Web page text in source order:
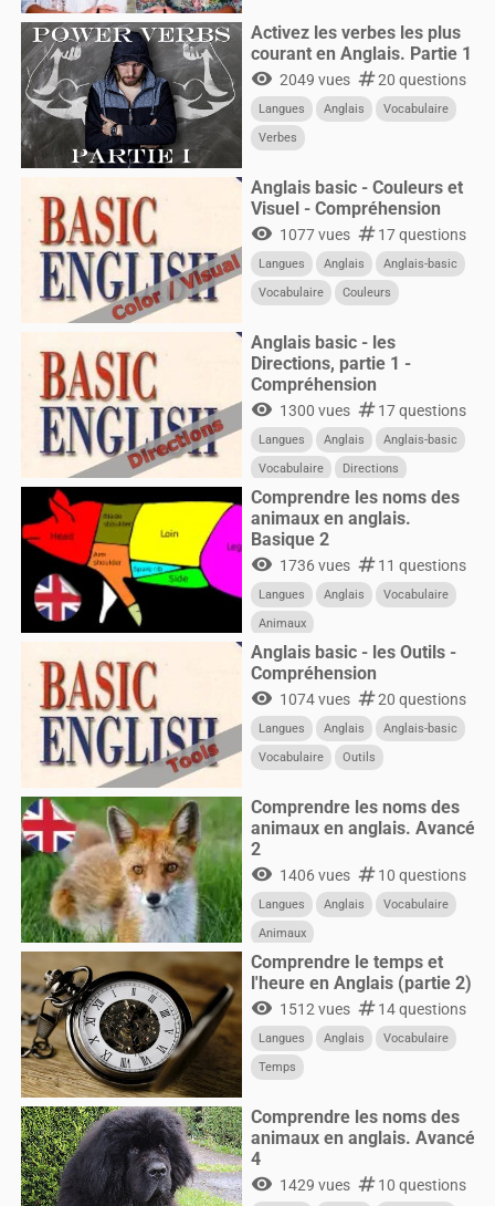
Activez les verbes les plus
courant en Anglais. Partie 1
visibility 2049 vues numbers20 questions
Langues Anglais
Vocabulaire
Verbes
Anglais basic - Couleurs et
Visuel - Compréhension
visibility 1077 vues numbers17 questions
Langues Anglais
Anglais-basic
Vocabulaire
Couleurs
Anglais basic - les
Directions, partie 1 -
Compréhension
visibility 1300 vues numbers17 questions
Langues Anglais
Anglais-basic
Vocabulaire
Directions
Comprendre les noms des
animaux en anglais.
Basique 2
visibility 1736 vues numbers11 questions
Langues Anglais
Vocabulaire
Animaux
Anglais basic - les Outils -
Compréhension
visibility 1074 vues numbers20 questions
Langues Anglais
Anglais-basic
Vocabulaire
Outils
Comprendre les noms des
animaux en anglais. Avancé
2
visibility 1406 vues numbers10 questions
Langues Anglais
Vocabulaire
Animaux
Comprendre le temps et
l'heure en Anglais (partie 2)
visibility 1512 vues numbers14 questions
Langues Anglais
Vocabulaire
Temps
Comprendre les noms des
animaux en anglais. Avancé
4
visibility 1429 vues numbers10 questions